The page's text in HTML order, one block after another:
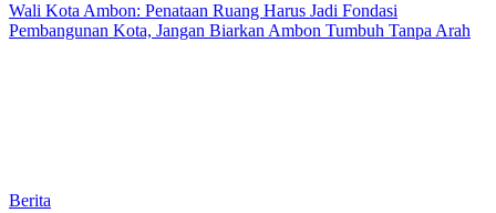
Wali Kota Ambon: Penataan Ruang Harus Jadi Fondasi
Pembangunan Kota, Jangan Biarkan Ambon Tumbuh Tanpa Arah
Berita